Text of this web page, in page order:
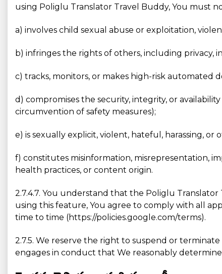
using Poliglu Translator Travel Buddy, You must
a) involves child sexual abuse or exploitation,
b) infringes the rights of others, including privacy,
c) tracks, monitors, or makes high-risk
d) compromises the security, integrity, or
circumvention of safety measures);
e) is sexually explicit, violent, hateful, harassing, or
f) constitutes misinformation, misrepresentation,
health practices, or content origin.
2.7.4.7. You understand that the Poliglu
using this feature, You agree to comply with all
time to time (https://policies.google.com/terms).
2.7.5. We reserve the right to suspend or
engages in conduct that We reasonably